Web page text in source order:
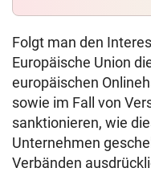
Folgt man den
Europäische Union
europäischen
sowie im Fall von
sanktionieren, wie
Unternehmen
Verbänden